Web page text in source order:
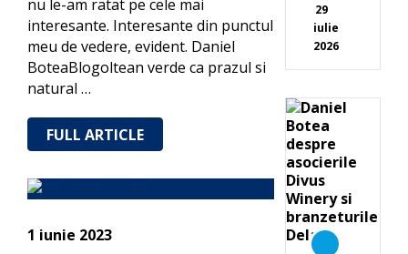
nu le-am ratat pe cele mai
interesante. Interesante din punctul
meu de vedere, evident. Daniel
BoteaBlogoltean verde ca prazul si
natural …
FULL ARTICLE
1 iunie 2023
29
iulie
2026